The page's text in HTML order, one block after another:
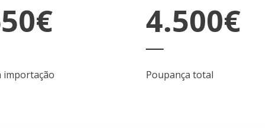
importação
4.500€
Poupança total